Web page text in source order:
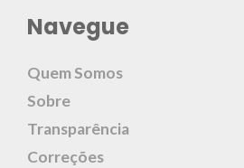
Navegue
Quem Somos
Sobre
Transparência
Correções